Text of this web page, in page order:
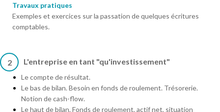
Travaux pratiques
Exemples et exercices sur la passation de quelques écritures
comptables.
2 L'entreprise en tant "qu'investissement"
Le compte de résultat.
Le bas de bilan. Besoin en fonds de roulement. Trésorerie.
Notion de cash-flow.
Le haut de bilan. Fonds de roulement, actif net, situation